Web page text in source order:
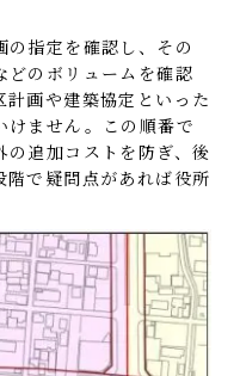
指定を確認し、その
どのボリュームを確認
画や建築協定といった
けません。この順番で
追加コストを防ぎ、後
で疑問点があれば役所